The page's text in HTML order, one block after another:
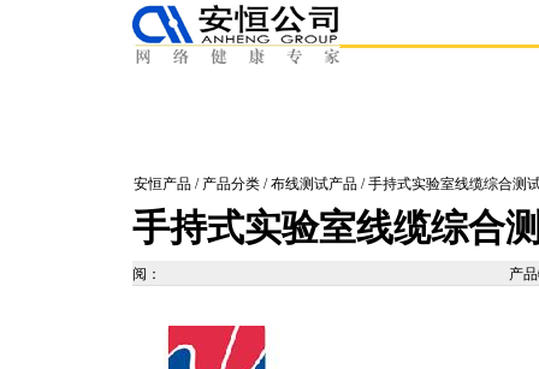
安恒产品 / 产品分类 /布线测试产品 / 手持式实验室线缆综合测
手持式实验室线缆综合
阅： 产